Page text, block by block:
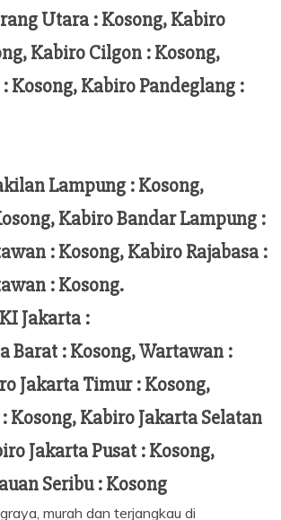
Utara : Kosong, Kabiro
Kabiro Cilgon : Kosong,
Kosong, Kabiro Pandeglang :
Lampung :Kosong,
Kabiro Bandar Lampung :
: Kosong, Kabiro Rajabasa :
: Kosong.
Jakarta :
Barat : Kosong, Wartawan :
Jakarta Timur : Kosong,
Kosong, Kabiro Jakarta Selatan
Jakarta Pusat : Kosong,
Seribu : Kosong
murah dan terjangkau di